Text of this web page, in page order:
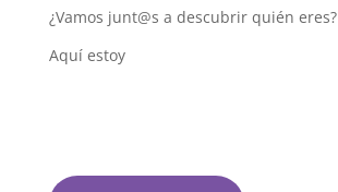
¿Vamos junt@s a descubrir quién eres?
Aquí estoy